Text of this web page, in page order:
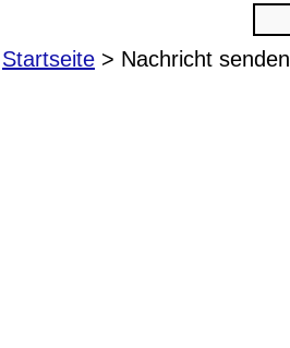
Startseite > Nachricht senden